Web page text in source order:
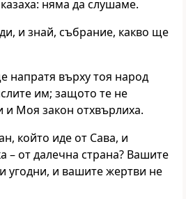
няма да слушаме.
и знай, събрание, какво ще
напратя върху тоя народ
им; защото те не
Моя закон отхвърлиха.
който иде от Сава, и
– от далечна страна? Вашите
угодни, и вашите жертви не